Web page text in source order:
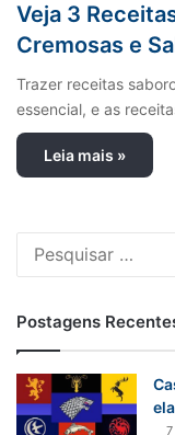
Veja 3
Cremosas e
Trazer receitas
essencial, e as
Leia mais »
Postagens